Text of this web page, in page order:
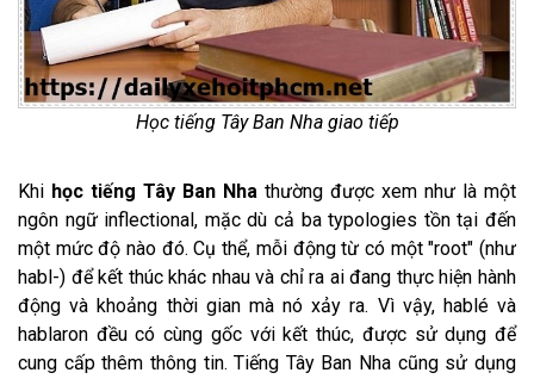
Học tiếng Tây Ban Nha giao tiếp
Khi học tiếng Tây Ban Nha thường được xem như là một
ngôn ngữ inflectional, mặc dù cả ba typologies tồn tại đến
một mức độ nào đó. Cụ thể, mỗi động từ có một "root" (như
habl-) để kết thúc khác nhau và chỉ ra ai đang thực hiện hành
động và khoảng thời gian mà nó xảy ra. Vì vậy, hablé và
hablaron đều có cùng gốc với kết thúc, được sử dụng để
cung cấp thêm thông tin. Tiếng Tây Ban Nha cũng sử dụng